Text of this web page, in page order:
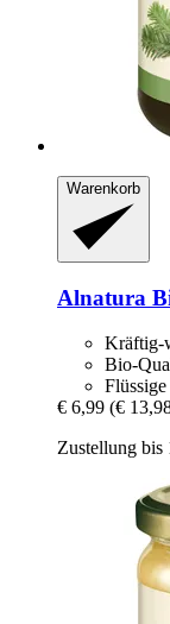
Warenkorb
Alnatura
Kräftig-
Bio-
€ 6,99 (€
Zustellung bis